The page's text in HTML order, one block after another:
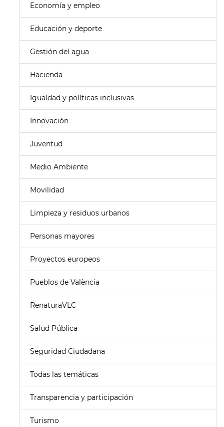
Economía y empleo
Educación y deporte
Gestión del agua
Hacienda
Igualdad y políticas inclusivas
Innovación
Juventud
Medio Ambiente
Movilidad
Limpieza y residuos urbanos
Personas mayores
Proyectos europeos
Pueblos de València
RenaturaVLC
Salud Pública
Seguridad Ciudadana
Todas las temáticas
Transparencia y participación
Turismo